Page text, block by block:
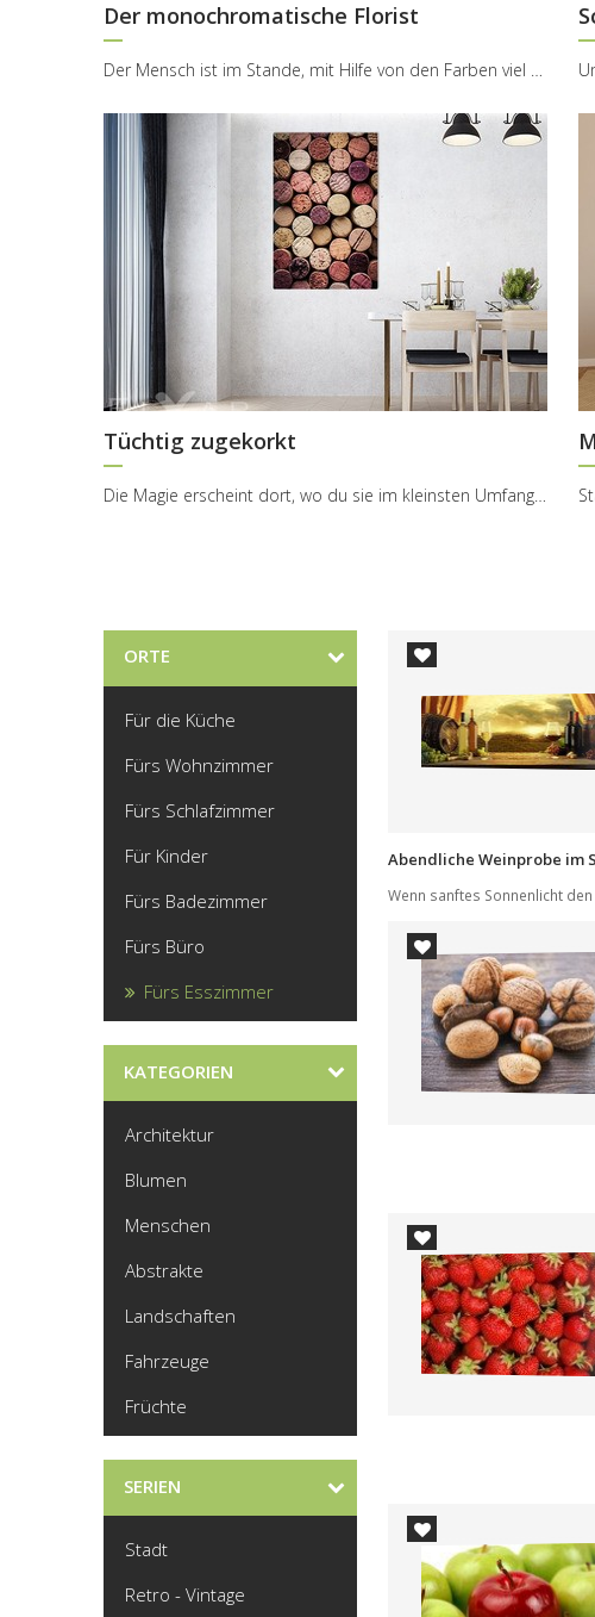
Der monochromatische Florist
Der Mensch ist im Stande, mit Hilfe von den Farben viel mehr zu erzählen, als er sich selbst vors...
Tüchtig zugekorkt
ORTE
Für die Küche
Fürs Wohnzimmer
Fürs Schlafzimmer
Für Kinder
Fürs Badezimmer
Fürs Büro
Fürs Esszimmer
KATEGORIEN
Architektur
Blumen
Menschen
Abstrakte
Landschaften
Fahrzeuge
Früchte
SERIEN
Stadt
Retro - Vintage